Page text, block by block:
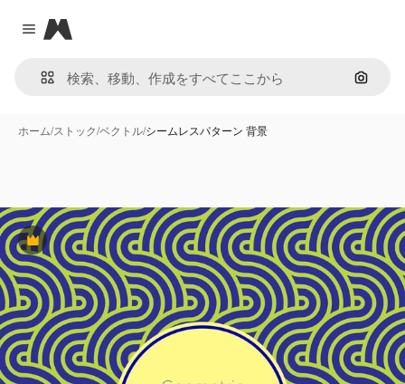
Close menu
Magnific
画像で
ホーム/ストック/ベクトル/シームレスパターン 背景
Premium